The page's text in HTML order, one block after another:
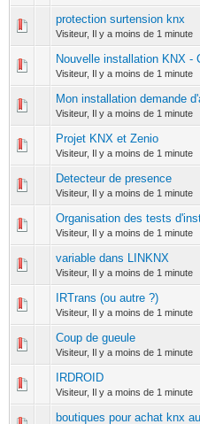
protection surtension knx
Visiteur, Il y a moins de 1 minute
0 Votes - 0 sur 5
Nouvelle installation KNX -
Visiteur, Il y a moins de 1 minute
0 Votes - 0 sur 5
Mon installation demande
Visiteur, Il y a moins de 1 minute
0 Votes - 0 sur 51
Projet KNX et Zenio
Visiteur, Il y a moins de 1 minute
0 Votes - 0 sur 5
Detecteur de presence
Visiteur, Il y a moins de 1 minute
0 Votes - 0 sur 5
Organisation des tests
Visiteur, Il y a moins de 1 minute
0 Votes - 0 sur 51
variable dans LINKNX
Visiteur, Il y a moins de 1 minute
0 Votes - 0 sur 5
IRTrans (ou autre ?)
Visiteur, Il y a moins de 1 minute
0 Votes - 0 sur 5
Coup de gueule
Visiteur, Il y a moins de 1 minute
0 Votes - 0 sur 5
IRDROID
Visiteur, Il y a moins de 1 minute
boutiques pour achat knx